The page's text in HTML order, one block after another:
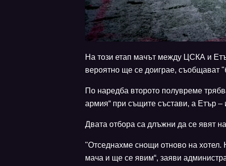
На този етап мачът между ЦСКА и
вероятно ще се доиграе, съобщават
По наредба второто полувреме
армия“ при същите състави, а Етър –
Двата отбора са длъжни да се явят
"Отседнахме снощи отново на хотел.
мача и ще се явим“, заяви